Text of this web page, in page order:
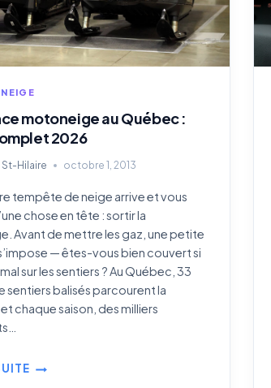
motoneige au Québec :
2026
Hilaire octobre 1, 2013
tempête de neige arrive et vous
chose en tête : sortir la
Avant de mettre les gaz, une petite
— êtes-vous bien couvert si
sur les sentiers ? Au Québec, 33
sentiers balisés parcourent la
chaque saison, des milliers